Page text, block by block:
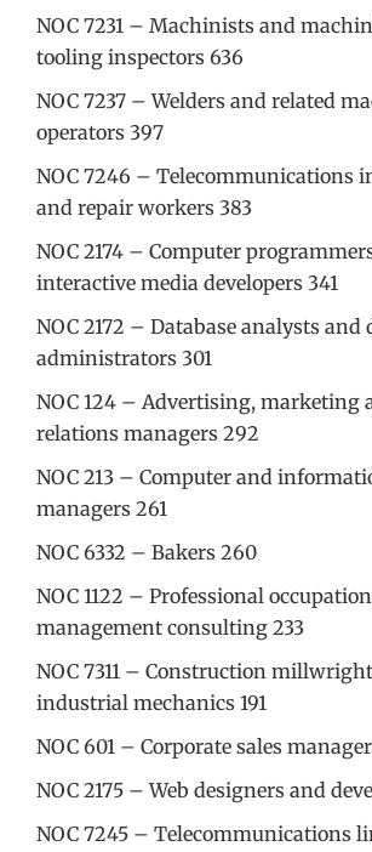
NOC 7231 – Machinists and
tooling inspectors 636
NOC 7237 – Welders and related
operators 397
NOC 7246 – Telecommunications
and repair workers 383
NOC 2174 – Computer
interactive media developers 341
NOC 2172 – Database analysts and
administrators 301
NOC 124 – Advertising, marketing
relations managers 292
NOC 213 – Computer and
managers 261
NOC 6332 – Bakers 260
NOC 1122 – Professional
management consulting 233
NOC 7311 – Construction
industrial mechanics 191
NOC 601 – Corporate sales
NOC 2175 – Web designers and
NOC 7245 – Telecommunications